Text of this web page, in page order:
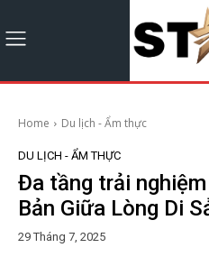
Home Du lịch - Ẩm thực
DU LỊCH - ẨM THỰC
Đa tầng trải
Bản Giữa Lòng Di
29 Tháng 7, 2025